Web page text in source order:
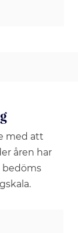
med att
åren har
bedöms